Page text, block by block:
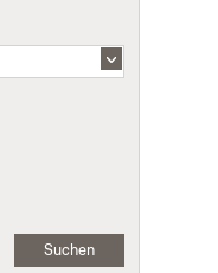
Suchen